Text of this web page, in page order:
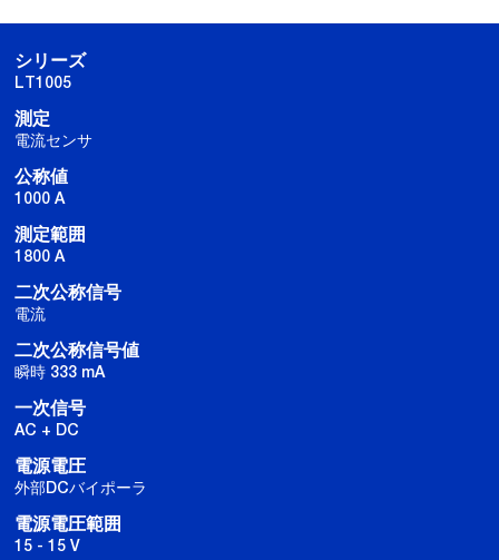
シリーズ
LT1005
測定
電流センサ
公称値
1000 A
測定範囲
1800 A
二次公称信号
電流
二次公称信号値
瞬時 333 mA
一次信号
AC + DC
電源電圧
外部DCバイポーラ
電源電圧範囲
15 - 15 V